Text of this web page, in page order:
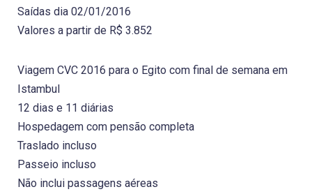
Saídas dia 02/01/2016
Valores a partir de R$ 3.852
Viagem CVC 2016 para o Egito com final de semana em
Istambul
12 dias e 11 diárias
Hospedagem com pensão completa
Traslado incluso
Passeio incluso
Não inclui passagens aéreas